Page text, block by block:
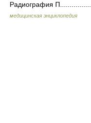
Радиография
медицинская энциклопедия